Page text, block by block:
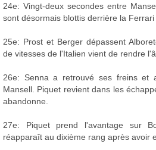
24e: Vingt-deux secondes entre
sont désormais blottis derrière la Ferrari
25e: Prost et Berger dépassent
de vitesses de l'Italien vient de rendre
26e: Senna a retrouvé ses freins et
Mansell. Piquet revient dans les
abandonne.
27e: Piquet prend l'avantage sur
réapparaît au dixième rang après avoir